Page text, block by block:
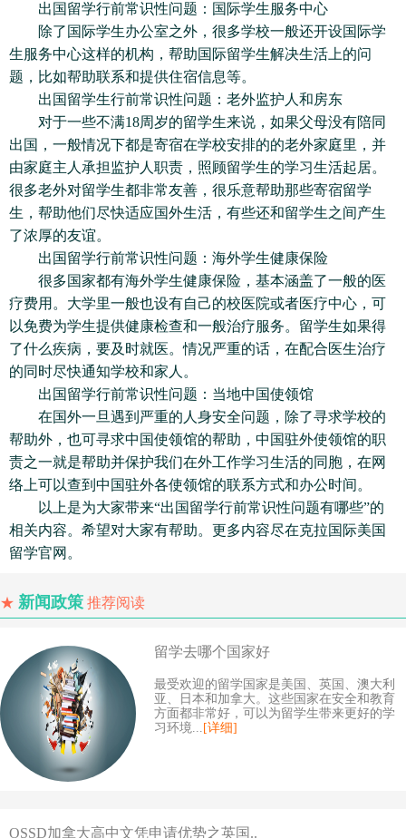
出国留学行前常识性问题：国际学生服务中心
除了国际学生办公室之外，很多学校一般还开设国际学
生服务中心这样的机构，帮助国际留学生解决生活上的问
题，比如帮助联系和提供住宿信息等。
出国留学生行前常识性问题：老外监护人和房东
对于一些不满18周岁的留学生来说，如果父母没有陪同
出国，一般情况下都是寄宿在学校安排的的老外家庭里，并
由家庭主人承担监护人职责，照顾留学生的学习生活起居。
很多老外对留学生都非常友善，很乐意帮助那些寄宿留学
生，帮助他们尽快适应国外生活，有些还和留学生之间产生
了浓厚的友谊。
出国留学行前常识性问题：海外学生健康保险
很多国家都有海外学生健康保险，基本涵盖了一般的医
疗费用。大学里一般也设有自己的校医院或者医疗中心，可
以免费为学生提供健康检查和一般治疗服务。留学生如果得
了什么疾病，要及时就医。情况严重的话，在配合医生治疗
的同时尽快通知学校和家人。
出国留学行前常识性问题：当地中国使领馆
在国外一旦遇到严重的人身安全问题，除了寻求学校的
帮助外，也可寻求中国使领馆的帮助，中国驻外使领馆的职
责之一就是帮助并保护我们在外工作学习生活的同胞，在网
络上可以查到中国驻外各使领馆的联系方式和办公时间。
以上是为大家带来“出国留学行前常识性问题有哪些”的
相关内容。希望对大家有帮助。更多内容尽在克拉国际美国
留学官网。
★ 新闻政策 推荐阅读
留学去哪个国家好
最受欢迎的留学国家是美国、英国、澳大利
亚、日本和加拿大。这些国家在安全和教育
方面都非常好，可以为留学生带来更好的学
习环境... [详细]
OSSD加拿大高中文凭申请优势之英国..